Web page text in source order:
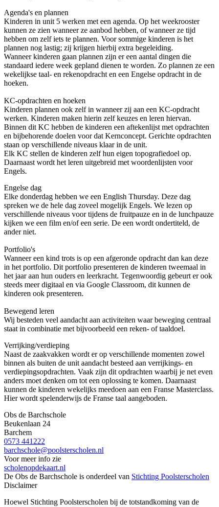
Agenda's en plannen
Kinderen in unit 5 werken met een agenda. Op het weekrooster
kunnen ze zien wanneer ze aanbod hebben, of wanneer ze tijd
hebben om zelf iets te plannen. Voor sommige kinderen is het
plannen nog lastig; zij krijgen hierbij extra begeleiding.
Wanneer kinderen gaan plannen zijn er een aantal dingen die
standaard iedere week gepland dienen te worden. Zo plannen ze een
wekelijkse taal- en rekenopdracht en een Engelse opdracht in de
hoeken.
KC-opdrachten en hoeken
Kinderen plannen ook zelf in wanneer zij aan een KC-opdracht
werken. Kinderen maken hierin zelf keuzes en leren hiervan.
Binnen dit KC hebben de kinderen een aftekenlijst met opdrachten
en bijbehorende doelen voor dat Kernconcept. Gerichte opdrachten
staan op verschillende niveaus klaar in de unit.
Elk KC stellen de kinderen zelf hun eigen topografiedoel op.
Daarnaast wordt het leren uitgebreid met woordenlijsten voor
Engels.
Engelse dag
Elke donderdag hebben we een English Thursday. Deze dag
spreken we de hele dag zoveel mogelijk Engels. We lezen op
verschillende niveaus voor tijdens de fruitpauze en in de lunchpauze
kijken we een film en/of een serie. De een wordt ondertiteld, de
ander niet.
Portfolio's
Wanneer een kind trots is op een afgeronde opdracht dan kan deze
in het portfolio. Dit portfolio presenteren de kinderen tweemaal in
het jaar aan hun ouders en leerkracht. Tegenwoordig gebeurt er ook
steeds meer digitaal en via Google Classroom, dit kunnen de
kinderen ook presenteren.
Bewegend leren
Wij besteden veel aandacht aan activiteiten waar beweging centraal
staat in combinatie met bijvoorbeeld een reken- of taaldoel.
Verrijking/verdieping
Naast de zaakvakken wordt er op verschillende momenten zowel
binnen als buiten de unit aandacht besteed aan verrijkings- en
verdiepingsopdrachten. Vaak zijn dit opdrachten waarbij je net even
anders moet denken om tot een oplossing te komen. Daarnaast
kunnen de kinderen wekelijks meedoen aan een Franse Masterclass.
Hier wordt spelenderwijs de Franse taal aangeboden.
Obs de Barchschole
Beukenlaan 24
Barchem
0573 441222
barchschole@poolsterscholen.nl
Voor meer info zie
scholenopdekaart.nl
De Obs de Barchschole is onderdeel van Stichting Poolsterscholen
Disclaimer
Hoewel Stichting Poolsterscholen bij de totstandkoming van de